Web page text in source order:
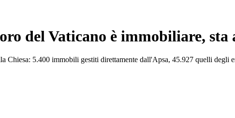
del Vaticano è immobiliare,
Chiesa: 5.400 immobili gestiti direttamente dall'Apsa, 45.927 quelli degli